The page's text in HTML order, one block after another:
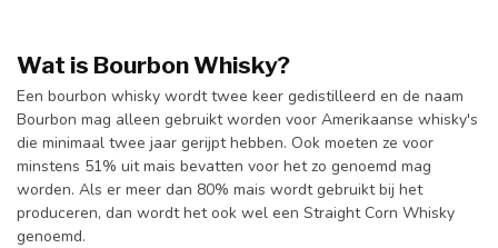
Wat is Bourbon Whisky?
Een bourbon whisky wordt twee keer gedistilleerd en de naam
Bourbon mag alleen gebruikt worden voor Amerikaanse whisky's
die minimaal twee jaar gerijpt hebben. Ook moeten ze voor
minstens 51% uit mais bevatten voor het zo genoemd mag
worden. Als er meer dan 80% mais wordt gebruikt bij het
produceren, dan wordt het ook wel een Straight Corn Whisky
genoemd.